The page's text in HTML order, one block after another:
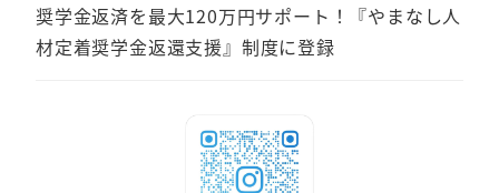
奨学金返済を最大120万円サポート！『やまなし人
材定着奨学金返還支援』制度に登録